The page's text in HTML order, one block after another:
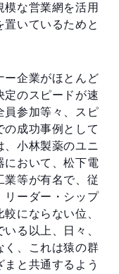
な営業網を活用
置いているためと
ー企業がほとんど
定のスピードが速
員参加等々、スピ
の成功事例として
、小林製薬のユニ
において、松下電
業等が有名で、従
リーダー・シップ
にならない位、
る以上、日々、
く、これは猿の群
と共通するよう